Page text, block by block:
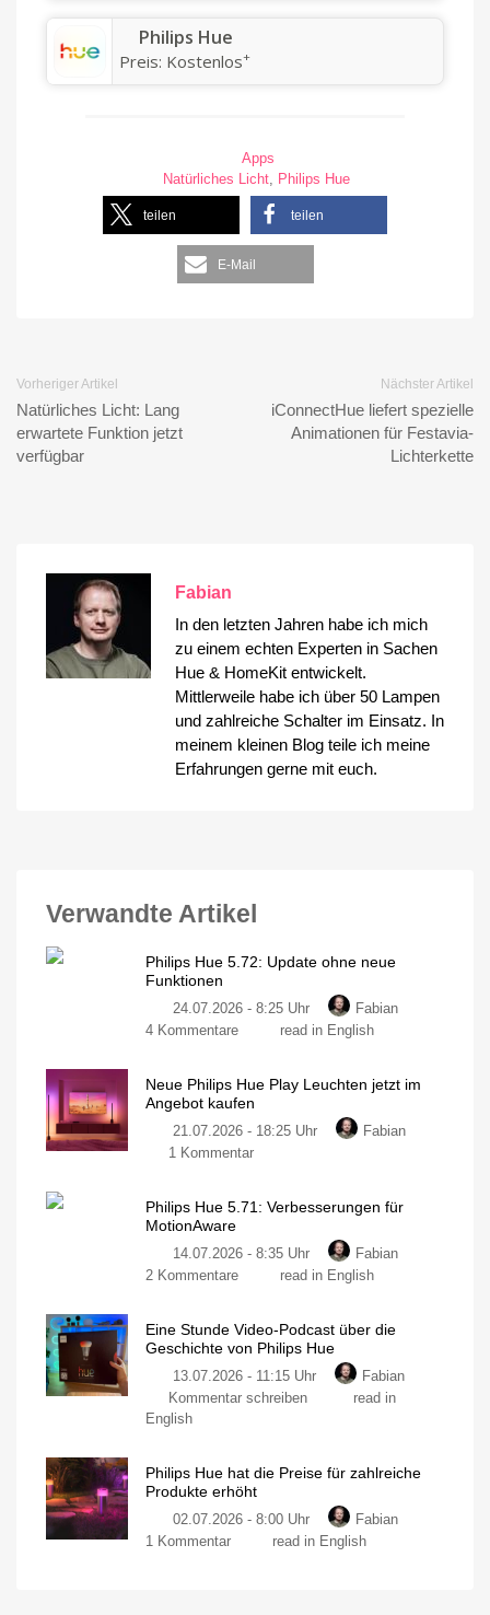
Philips Hue
Preis: Kostenlos+
Apps
Natürliches Licht, Philips Hue
teilen teilen
E-Mail
Vorheriger Artikel
Natürliches Licht: Lang
erwartete Funktion jetzt
verfügbar
Nächster Artikel
iConnectHue liefert spezielle
Animationen für Festavia-
Lichterkette
Fabian
In den letzten Jahren habe ich mich
zu einem echten Experten in Sachen
Hue & HomeKit entwickelt.
Mittlerweile habe ich über 50 Lampen
und zahlreiche Schalter im Einsatz. In
meinem kleinen Blog teile ich meine
Erfahrungen gerne mit euch.
Verwandte Artikel
Philips Hue 5.72: Update ohne neue
Funktionen
24.07.2026 - 8:25 Uhr
Fabian
4 Kommentarezu
5.72:
Update
ohne
neue
rund
Energieverbrauch
read in English
Neue Philips Hue Play Leuchten jetzt im
Angebot kaufen
21.07.2026 - 18:25 Uhr
Fabian
1 Kommentarzu
Hue
Leuchten
kaufen
15
sparen
Philips Hue 5.71: Verbesserungen für
MotionAware
14.07.2026 - 8:35 Uhr
Fabian
2 Kommentarezu
5.71:
Verbesserungen
für
MotionAware
read in English
Eine Stunde Video-Podcast über die
Geschichte von Philips Hue
13.07.2026 - 11:15 Uhr
Fabian
Kommentar schreiben
Podcast
die
Geschichte
read in
English
Philips Hue hat die Preise für zahlreiche
Produkte erhöht
02.07.2026 - 8:00 Uhr
Fabian
1 Kommentarzu
read in English